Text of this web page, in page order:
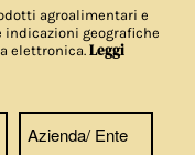
agroalimentari e
indicazioni geografiche
elettronica.Leggi